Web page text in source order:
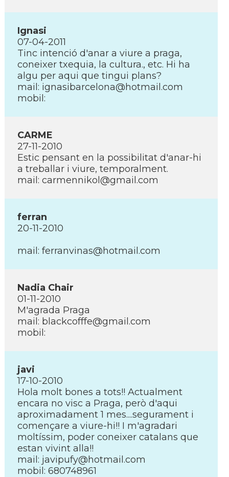
Ignasi
07-04-2011
Tinc intenció d'anar a viure a praga,
coneixer txequia, la cultura., etc. Hi ha
algu per aqui que tingui plans?
mail: ignasibarcelona@hotmail.com
mobil:
CARME
27-11-2010
Estic pensant en la possibilitat d'anar-hi
a treballar i viure, temporalment.
mail: carmennikol@gmail.com
ferran
20-11-2010
mail: ferranvinas@hotmail.com
Nadia Chair
01-11-2010
M'agrada Praga
mail: blackcofffe@gmail.com
mobil:
javi
17-10-2010
Hola molt bones a tots!! Actualment
encara no visc a Praga, però d'aqui
aproximadament 1 mes....segurament i
començare a viure-hi!! I m'agradari
moltí­ssim, poder coneixer catalans que
estan vivint alla!!
mail: javipufy@hotmail.com
mobil: 680748961